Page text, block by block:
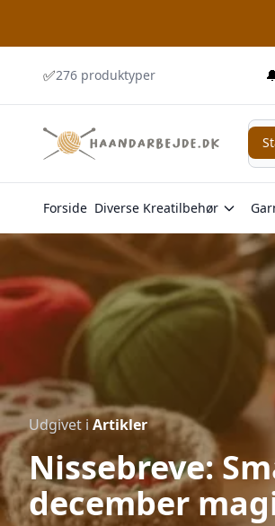
✅276 produktyper
Forside Diverse Kreatilbehør
Udgivet i Artikler
Nissebreve:
december